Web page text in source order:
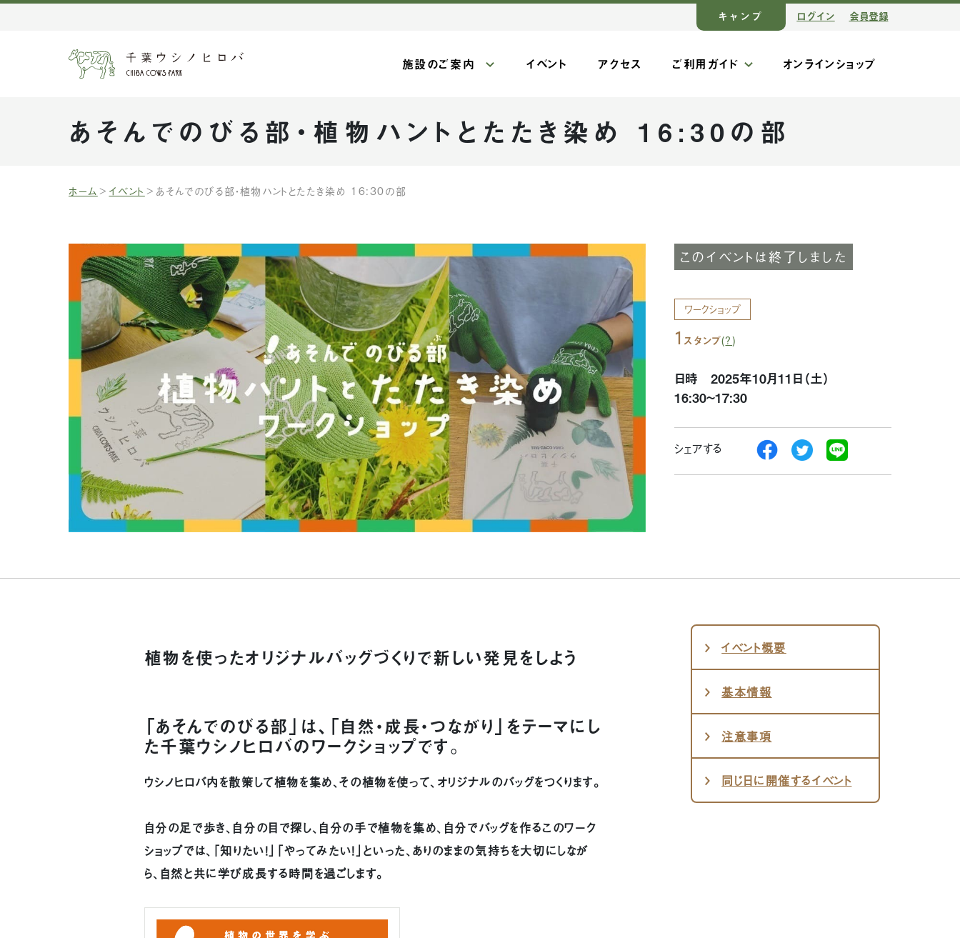
キャンプ ログイン 会員登録
施設のご案内 イベント アクセス ご利用ガイド オンラインショップ
あそんでのびる部・植物ハントとたたき染め 16:30の部
ホーム イベント あそんでのびる部・植物ハントとたたき染め 16:30の部
このイベントは終了しました
ワークショップ
1 スタンプ(?)
日時 2025年10月11日（土）
16:30~17:30
シェアする
植物を使ったオリジナルバッグづくりで新しい発見をしよう
「あそんでのびる部」は、「自然・成長・つながり」をテーマにし
た千葉ウシノヒロバのワークショップです。
ウシノヒロバ内を散策して植物を集め、その植物を使って、オリジナルのバッグをつくります。
自分の足で歩き、自分の目で探し、自分の手で植物を集め、自分でバッグを作るこのワーク
ショップでは、「知りたい！」「やってみたい！」といった、ありのままの気持ちを大切にしなが
ら、自然と共に学び成長する時間を過ごします。
イベント概要
基本情報
注意事項
同じ日に開催するイベント